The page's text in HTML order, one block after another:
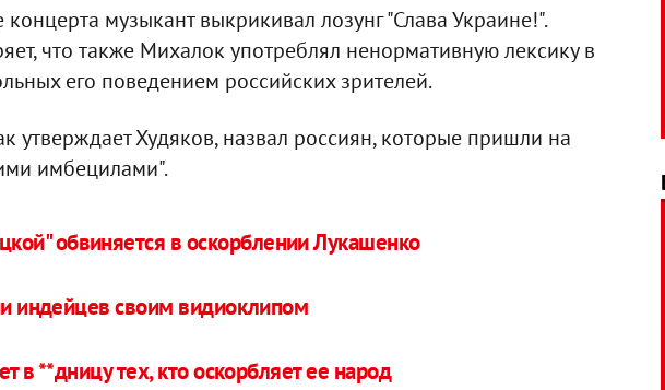
концерта музыкант выкрикивал лозунг "Слава Украине!".
что также Михалок употреблял ненормативную лексику в
его поведением российских зрителей.
утверждает Худяков, назвал россиян, которые пришли на
имбецилами".
обвиняется в оскорблении Лукашенко
индейцев своим видиоклипом
в **дницу тех, кто оскорбляет ее народ